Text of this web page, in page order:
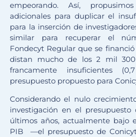
empeorando. Así,
adicionales para duplicar el
para la inserción de
similar para recuperar el
Fondecyt Regular que se
distan mucho de los 2 mil 300
francamente insuficientes
presupuesto propuesto para
Considerando el nulo
investigación en el
últimos años, actualmente bajo
PIB —el presupuesto de